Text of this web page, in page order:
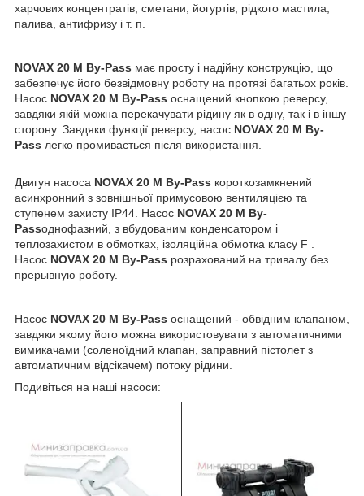
харчових концентратів, сметани, йогуртів, рідкого мастила,
палива, антифризу і т. п.
NOVAX 20 M By-Pass має просту і надійну конструкцію, що
забезпечує його безвідмовну роботу на протязі багатьох років.
Насос NOVAX 20 M By-Pass оснащений кнопкою реверсу,
завдяки якій можна перекачувати рідину як в одну, так і в іншу
сторону. Завдяки функції реверсу, насос NOVAX 20 M By-
Pass легко промивається після використання.
Двигун насоса NOVAX 20 M By-Pass короткозамкнений
асинхронний з зовнішньої примусовою вентиляцією та
ступенем захисту IP44. Насос NOVAX 20 M By-
Passоднофазний, з вбудованим конденсатором і
теплозахистом в обмотках, ізоляційна обмотка класу F .
Насос NOVAX 20 M By-Pass розрахований на тривалу без
прерывную роботу.
Насос NOVAX 20 M By-Pass оснащений - обвідним клапаном,
завдяки якому його можна використовувати з автоматичними
вимикачами (соленоїдний клапан, заправний пістолет з
автоматичним відсікачем) потоку рідини.
Подивіться на наші насоси: